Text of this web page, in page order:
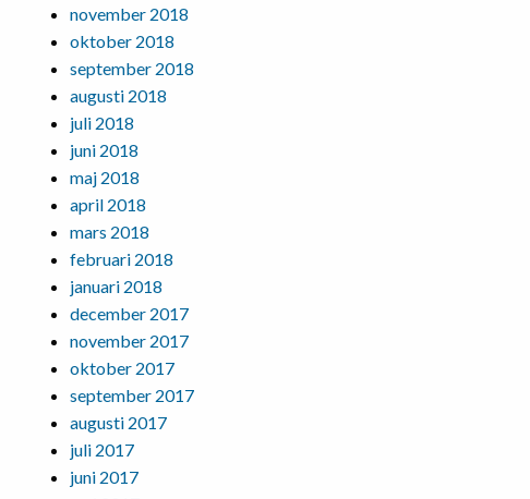
november 2018
oktober 2018
september 2018
augusti 2018
juli 2018
juni 2018
maj 2018
april 2018
mars 2018
februari 2018
januari 2018
december 2017
november 2017
oktober 2017
september 2017
augusti 2017
juli 2017
juni 2017